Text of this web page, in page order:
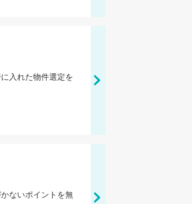
入れた物件選定を
ないポイントを無